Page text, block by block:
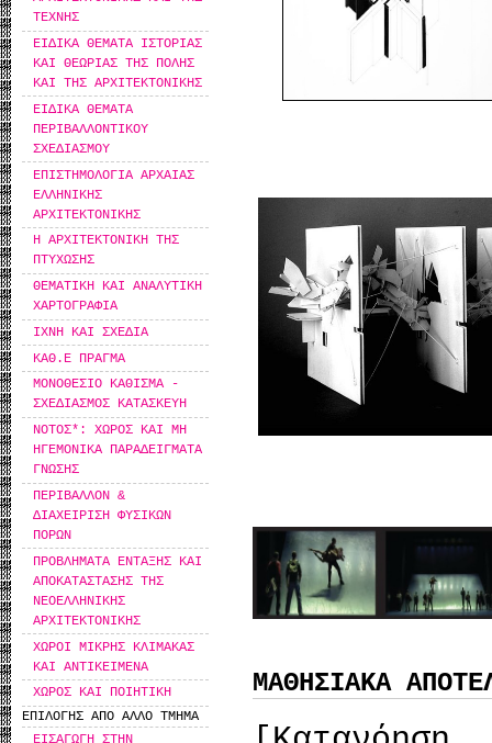
ΤΕΧΝΗΣ
ΕΙΔΙΚΑ ΘΕΜΑΤΑ ΙΣΤΟΡΙΑΣ
ΚΑΙ ΘΕΩΡΙΑΣ ΤΗΣ ΠΟΛΗΣ
ΚΑΙ ΤΗΣ ΑΡΧΙΤΕΚΤΟΝΙΚΗΣ
ΕΙΔΙΚΑ ΘΕΜΑΤΑ
ΠΕΡΙΒΑΛΛΟΝΤΙΚΟΥ
ΣΧΕΔΙΑΣΜΟΥ
ΕΠΙΣΤΗΜΟΛΟΓΙΑ ΑΡΧΑΙΑΣ
ΕΛΛΗΝΙΚΗΣ
ΑΡΧΙΤΕΚΤΟΝΙΚΗΣ
Η ΑΡΧΙΤΕΚΤΟΝΙΚΗ ΤΗΣ
ΠΤΥΧΩΣΗΣ
ΘΕΜΑΤΙΚΗ ΚΑΙ ΑΝΑΛΥΤΙΚΗ
ΧΑΡΤΟΓΡΑΦΙΑ
ΙΧΝΗ ΚΑΙ ΣΧΕΔΙΑ
ΚΑΘ.Ε ΠΡΑΓΜΑ
ΜΟΝΟΘΕΣΙΟ ΚΑΘΙΣΜΑ -
ΣΧΕΔΙΑΣΜΟΣ ΚΑΤΑΣΚΕΥΗ
ΝΟΤΟΣ*: ΧΩΡΟΣ ΚΑΙ ΜΗ
ΗΓΕΜΟΝΙΚΑ ΠΑΡΑΔΕΙΓΜΑΤΑ
ΓΝΩΣΗΣ
ΠΕΡΙΒΑΛΛΟΝ &
ΔΙΑΧΕΙΡΙΣΗ ΦΥΣΙΚΩΝ
ΠΟΡΩΝ
ΠΡΟΒΛΗΜΑΤΑ ΕΝΤΑΞΗΣ ΚΑΙ
ΑΠΟΚΑΤΑΣΤΑΣΗΣ ΤΗΣ
ΝΕΟΕΛΛΗΝΙΚΗΣ
ΑΡΧΙΤΕΚΤΟΝΙΚΗΣ
ΧΩΡΟΙ ΜΙΚΡΗΣ ΚΛΙΜΑΚΑΣ
ΚΑΙ ΑΝΤΙΚΕΙΜΕΝΑ
ΧΩΡΟΣ ΚΑΙ ΠΟΙΗΤΙΚΗ
ΕΠΙΛΟΓΗΣ ΑΠΟ ΑΛΛΟ ΤΜΗΜΑ
ΕΙΣΑΓΩΓΗ ΣΤΗΝ
ΜΑΘΗΣΙΑΚΑ